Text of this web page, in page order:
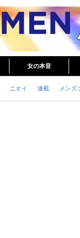
女の本音
ニオイ 連載 メンズ